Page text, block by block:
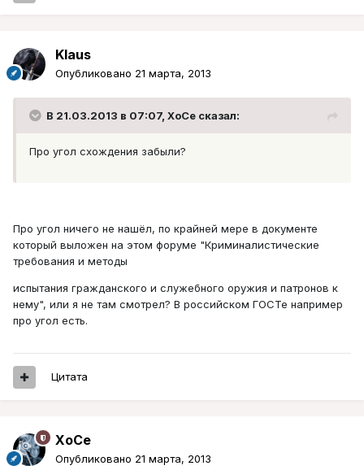
Klaus
Опубликовано 21 марта, 2013
В 21.03.2013 в 07:07, XoCe сказал:
Про угол схождения забыли?
Про угол ничего не нашёл, по крайней мере в документе
который выложен на этом форуме "Криминалистические
требования и методы
испытания гражданского и служебного оружия и патронов к
нему", или я не там смотрел? В российском ГОСТе например
про угол есть.
Цитата
XoCe
Опубликовано 21 марта, 2013